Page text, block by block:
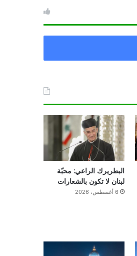
البطريرك الراعي: محبّة
لبنان لا تكون بالشعارات
6 أغسطس، 2026